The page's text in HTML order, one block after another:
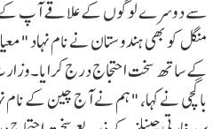
سے دوسرے لوگوں کے علاقے آپ
منگل کو بھی ہندوستان نے نام نہاد
کے ساتھ سخت احتجاج درج